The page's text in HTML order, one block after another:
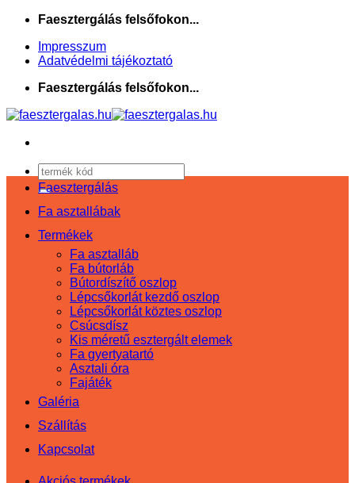
Skip
content
Faesztergálás felsőfokon...
Impresszum
Adatvédelmi tájékoztató
Faesztergálás felsőfokon...
Keresés
a
következőre:
Faesztergálás
Fa asztallábak
Termékek
Fa asztalláb
Fa bútorláb
Bútordíszítő oszlop
Lépcsőkorlát kezdő oszlop
Lépcsőkorlát köztes oszlop
Csúcsdísz
Kis méretű esztergált elemek
Fa gyertyatartó
Asztali óra
Fajáték
Galéria
Szállítás
Kapcsolat